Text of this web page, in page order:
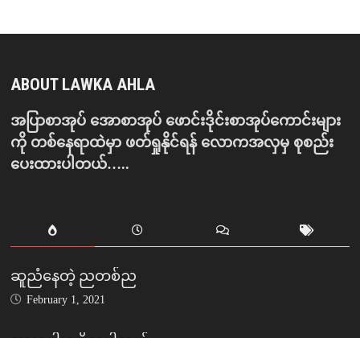
ABOUT LAWKA AHLA
အပြာစာအုပ် အောစာအုပ် ဖောင်းဒိုင်းစာအုပ်ကောင်းများ
ကို တစ်နေရာထဲမှာ ဖတ်ရှုနိုင်ရန် လောကအလှမှ စုစည်း
ပေးထားပါတယ်…..
ဆူညံနေတဲ့ ညတစ်ည
February 1, 2021